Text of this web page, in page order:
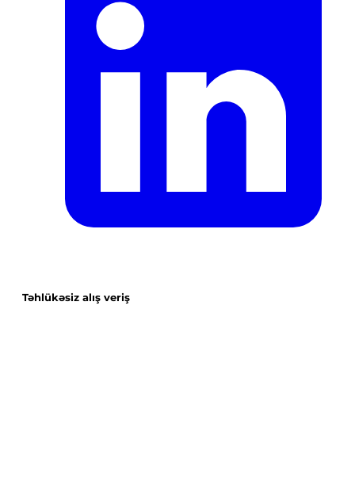
Təhlükəsiz alış veriş